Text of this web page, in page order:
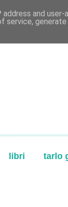
libri tarlo
and user-
service, generate